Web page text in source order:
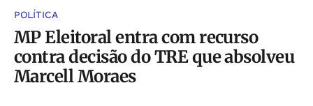
POLÍTICA
MP Eleitoral entra com recurso
contra decisão do TRE que absolveu
Marcell Moraes